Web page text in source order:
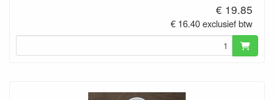
€ 19.85
€ 16.40 exclusief btw